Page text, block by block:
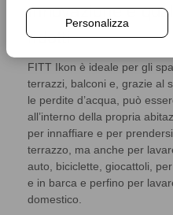
Personalizza
Innovazione e
ridotti
FITT Ikon è ideale per gli
terrazzi, balconi e, grazie al
le perdite d’acqua, può
all’interno della propria
per innaffiare e per
terrazzo, ma anche per
auto, biciclette, giocattoli,
e in barca e perfino per
domestico.